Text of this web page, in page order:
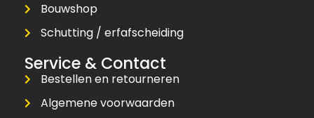
Bouwshop
Schutting / erfafscheiding
Service & Contact
Bestellen en retourneren
Algemene voorwaarden